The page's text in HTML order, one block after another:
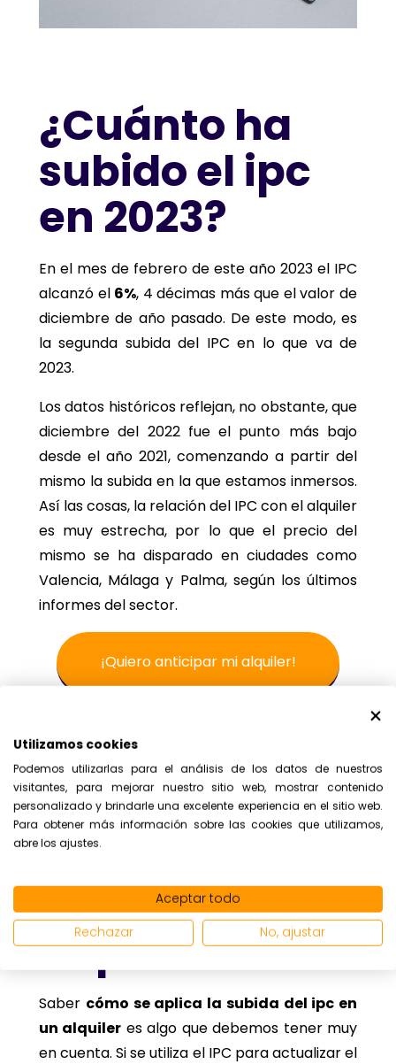
¿Cuánto ha
subido el ipc
en 2023?
En el mes de febrero de este año 2023 el IPC
alcanzó el 6%, 4 décimas más que el valor de
diciembre de año pasado. De este modo, es
la segunda subida del IPC en lo que va de
2023.
Los datos históricos reflejan, no obstante, que
diciembre del 2022 fue el punto más bajo
desde el año 2021, comenzando a partir del
mismo la subida en la que estamos inmersos.
Así las cosas, la relación del IPC con el alquiler
es muy estrecha, por lo que el precio del
mismo se ha disparado en ciudades como
Valencia, Málaga y Palma, según los últimos
informes del sector.
¡Quiero anticipar mi alquiler!
¿Cómo se
aplica la
subida del ipc
en un
alquiler?
Saber cómo se aplica la subida del ipc en
un alquiler es algo que debemos tener muy
en cuenta. Si se utiliza el IPC para actualizar el
Utilizamos cookies
Podemos utilizarlas para el análisis de los datos de nuestros
visitantes, para mejorar nuestro sitio web, mostrar contenido
personalizado y brindarle una excelente experiencia en el sitio web.
Para obtener más información sobre las cookies que utilizamos,
abre los ajustes.
Aceptar todo
Rechazar
No, ajustar